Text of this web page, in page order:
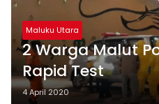
Maluku Utara
2 Warga Malut
Rapid Test
4 April 2020